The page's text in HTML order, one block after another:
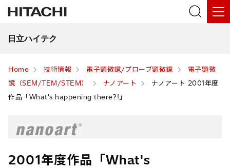
日立ハイテク
Home 技術情報 電子顕微鏡/プローブ顕微鏡
電子顕微
鏡（SEM/TEM/STEM）
ナノアート
ナノアート 2001年度
作品「What's happening there?!」
2001年度作品「What's